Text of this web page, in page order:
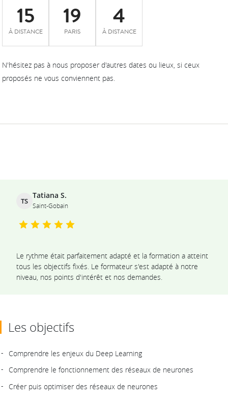
15
À DISTANCE
19
PARIS
4
À DISTANCE
N'hésitez pas à nous proposer d'autres dates ou lieux, si ceux
proposés ne vous conviennent pas.
TS
Tatiana S.
Saint-Gobain
Le rythme était parfaitement adapté et la formation a atteint
tous les objectifs fixés. Le formateur s'est adapté à notre
niveau, nos points d'intérêt et nos demandes.
Les objectifs
Comprendre les enjeux du Deep Learning
Comprendre le fonctionnement des réseaux de neurones
Créer puis optimiser des réseaux de neurones